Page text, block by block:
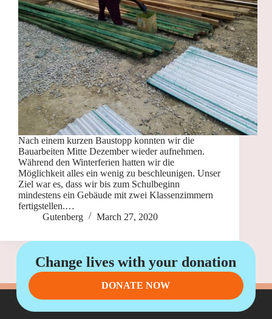
Nach einem kurzen Baustopp konnten wir die
Bauarbeiten Mitte Dezember wieder aufnehmen.
Während den Winterferien hatten wir die
Möglichkeit alles ein wenig zu beschleunigen. Unser
Ziel war es, dass wir bis zum Schulbeginn
mindestens ein Gebäude mit zwei Klassenzimmern
fertigstellen.…
Gutenberg
March 27, 2020
Change lives with your donation
DONATE NOW